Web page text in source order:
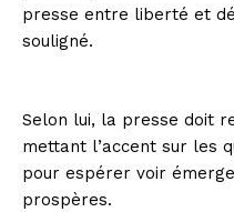
presse entre liberté et
souligné.
Selon lui, la presse doit
mettant l’accent sur les
pour espérer voir
prospères.